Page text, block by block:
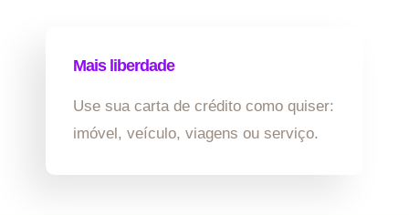
Mais liberdade
Use sua carta de crédito como quiser:
imóvel, veículo, viagens ou serviço.